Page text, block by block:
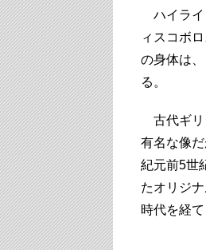
ハイライ
ィスコボ
の身体は
る。
古代ギリ
有名な像
紀元前5世
たオリジ
時代を経